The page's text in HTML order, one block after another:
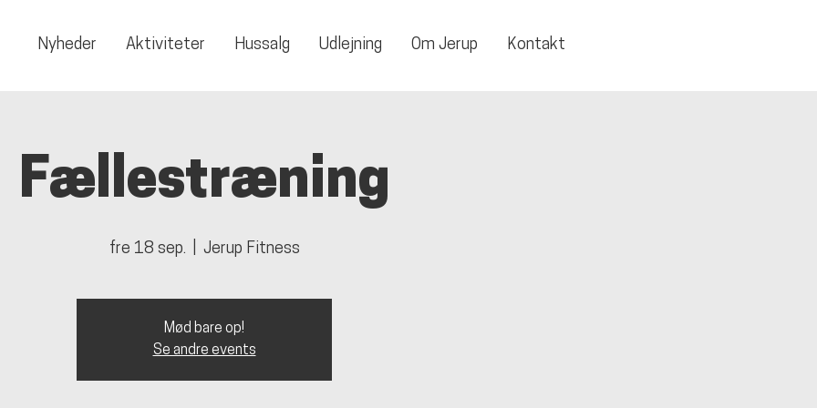
Nyheder Aktiviteter Hussalg Udlejning Om Jerup Kontakt
Fællestræning
fre 18 sep. Jerup Fitness
Mød bare op!
Se andre events